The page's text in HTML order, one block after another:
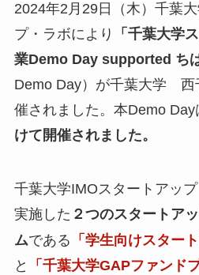
2024年2月29日（木）千葉
プ・ラボにより
「千葉大学
業Demo Day supported ち
Demo Day）が千葉大学 西
催されました。本Demo Day
けて開催されました。
千葉大学IMOスタートアッ
実施した ２つのスタートア
ムである 「学生向けスター
と
「千葉大学GAPファン